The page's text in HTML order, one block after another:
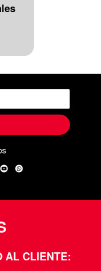
YouTubeWhatsApp
AL CLIENTE: